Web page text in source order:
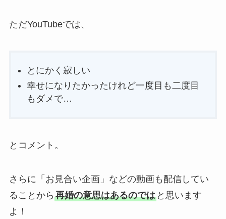
ただYouTubeでは、
とにかく寂しい
幸せになりたかったけれど一度目も二度目
もダメで…
とコメント。
さらに「お見合い企画」などの動画も配信してい
ることから 再婚の意思はあるのではと思います
よ！